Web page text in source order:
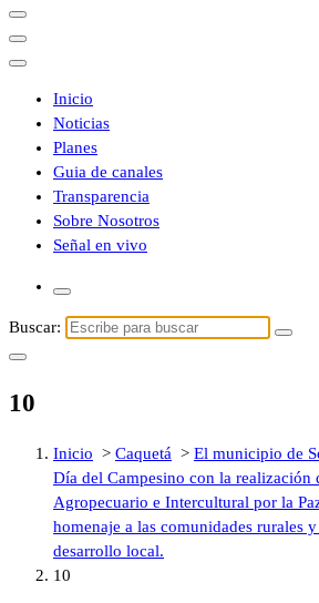
Inicio
Noticias
Planes
Guia de canales
Transparencia
Sobre Nosotros
Señal en vivo
Buscar:
10
Inicio > Caquetá > El municipio de
Día del Campesino con la realización
Agropecuario e Intercultural por la
homenaje a las comunidades rurales
desarrollo local.
10